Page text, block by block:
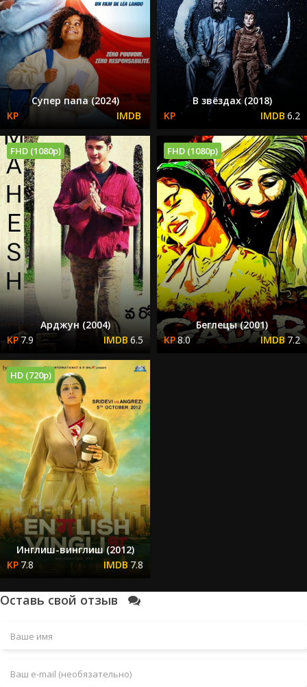
Супер папа (2024)
В звёздах (2018)
6.2
FHD (1080p)
Арджун (2004)
7.9
6.5
FHD (1080p)
Беглецы (2001)
8.0
7.2
HD (720p)
Инглиш-винглиш (2012)
7.8
7.8
Оставь свой отзыв